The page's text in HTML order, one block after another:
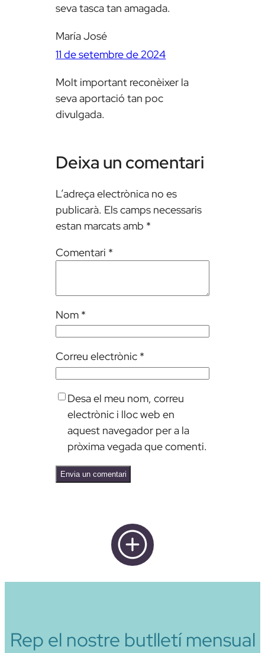
seva tasca tan amagada.
María José
11 de setembre de 2024
Molt important reconèixer la
seva aportació tan poc
divulgada.
Deixa un comentari
L’adreça electrònica no es
publicarà. Els camps necessaris
estan marcats amb *
Comentari *
Nom *
Correu electrònic *
Desa el meu nom, correu
electrònic i lloc web en
aquest navegador per a la
pròxima vegada que comenti.
Rep el nostre butlletí mensual